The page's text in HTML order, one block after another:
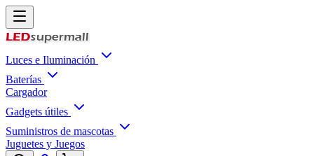
Luces e Iluminación
Baterías
Cargador
Gadgets útiles
Suministros de mascotas
Juguetes y Juegos